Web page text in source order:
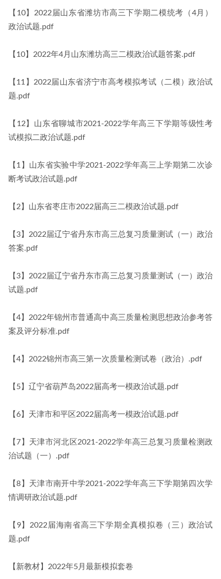
【10】2022届山东省潍坊市高三下学期二模统考（4月）
政治试题.pdf
【10】2022年4月山东潍坊高三二模政治试题答案.pdf
【11】2022届山东省济宁市高考模拟考试（二模）政治试
题.pdf
【12】山东省聊城市2021-2022学年高三下学期等级性考
试模拟二政治试题.pdf
【1】山东省实验中学2021-2022学年高三上学期第二次诊
断考试政治试题.pdf
【2】山东省枣庄市2022届高三二模政治试题.pdf
【3】2022届辽宁省丹东市高三总复习质量测试（一）政治
答案.pdf
【3】2022届辽宁省丹东市高三总复习质量测试（一）政治
试题.pdf
【4】2022年锦州市普通高中高三质量检测思想政治参考答
案及评分标准.pdf
【4】2022锦州市高三第一次质量检测试卷（政治）.pdf
【5】辽宁省葫芦岛2022届高考一模政治试题.pdf
【6】天津市和平区2022届高考一模政治试题.pdf
【7】天津市河北区2021-2022学年高三总复习质量检测政
治试题（一）.pdf
【8】天津市南开中学2021-2022学年高三下学期第四次学
情调研政治试题.pdf
【9】2022届海南省高三下学期全真模拟卷（三）政治试
题.pdf
【新教材】2022年5月最新模拟套卷